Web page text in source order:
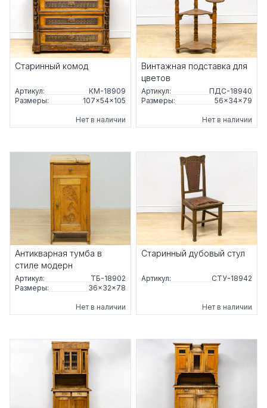
Старинный комод
Артикул:
КМ-18909
Размеры:
107×54×105
Нет в наличии
Винтажная подставка для
цветов
Артикул:
ПДС-18940
Размеры:
56×34×79
Нет в наличии
Антикварная тумба в
стиле модерн
Артикул:
ТБ-18902
Размеры:
36×32×78
Нет в наличии
Старинный дубовый стул
Артикул: СТУ-18942
Нет в наличии